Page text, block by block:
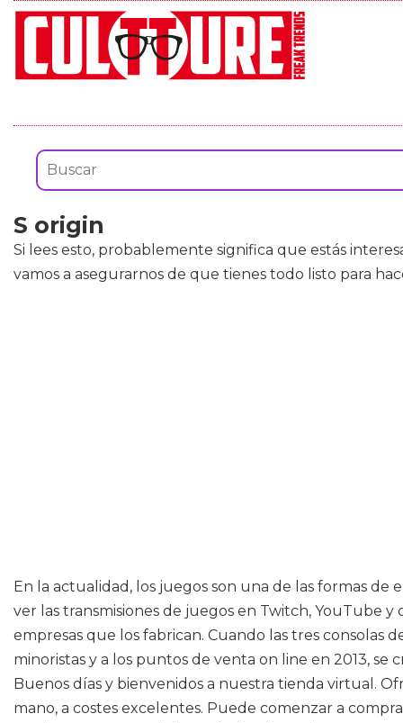
S origin
Si lees esto, probablemente significa que estás
vamos a asegurarnos de que tienes todo listo para
En la actualidad, los juegos son una de las formas
ver las transmisiones de juegos en Twitch, YouTube
empresas que los fabrican. Cuando las tres consolas
minoristas y a los puntos de venta on line en 2013,
Buenos días y bienvenidos a nuestra tienda virtual.
mano, a costes excelentes. Puede comenzar a